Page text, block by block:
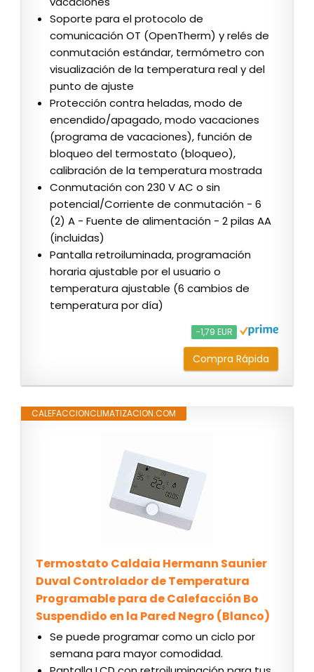
Soporte para el protocolo de
comunicación OT (OpenTherm) y relés de
conmutación estándar, termómetro con
visualización de la temperatura real y del
punto de ajuste
Protección contra heladas, modo de
encendido/apagado, modo vacaciones
(programa de vacaciones), función de
bloqueo del termostato (bloqueo),
calibración de la temperatura mostrada
Conmutación con 230 V AC o sin
potencial/Corriente de conmutación - 6
(2) A - Fuente de alimentación - 2 pilas AA
(incluidas)
Pantalla retroiluminada, programación
horaria ajustable por el usuario o
temperatura ajustable (6 cambios de
temperatura por día)
−1,79 EUR
Compra Rápida
CALEFACCIONCLIMATIZACION.COM
Termostato Caldaia Hermann Saunier
Duval Controlador de Temperatura
Programable para de Calefacción Bo
Suspendido en la Pared Negro (Blanco)
Se puede programar como un ciclo por
semana para mayor comodidad.